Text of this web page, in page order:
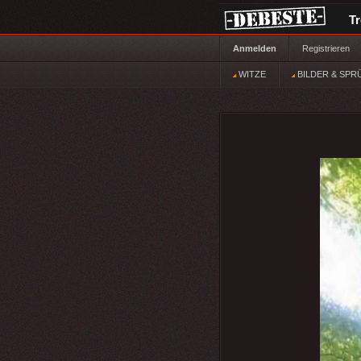
Anmelden Registrieren
WITZE BILDER &